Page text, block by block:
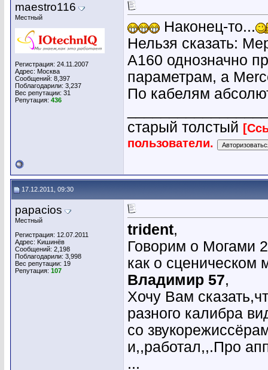
maestro116
Местный
Регистрация: 24.11.2007
Адрес: Москва
Сообщений: 8,397
Поблагодарили: 3,237
Вес репутации: 31
Репутация: 436
Наконец-то...
Нельзя сказать:
A160 однозначно
параметрам, а
По кабелям
старый толстый
пользователи.
17.12.2011, 09:30
papacios
Местный
Регистрация: 12.07.2011
Адрес: Kишинёв
Сообщений: 2,198
Поблагодарили: 3,998
Вес репутации: 19
Репутация: 107
trident,
Говорим о Могами
как о сценическом
Владимир 57,
Хочу Вам
разного калибра
со
и,,работал,,.Про
...